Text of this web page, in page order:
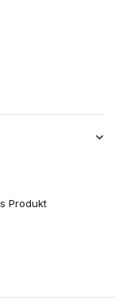
Produkt